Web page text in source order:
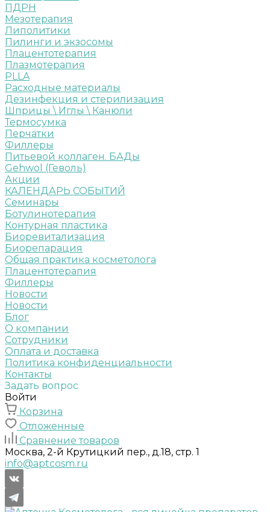
ПДРН
Мезотерапия
Липолитики
Пилинги и экзосомы
Плацентотерапия
Плазмотерапия
PLLA
Расходные материалы
Дезинфекция и стерилизация
Шприцы \ Иглы \ Канюли
Термосумка
Перчатки
Филлеры
Питьевой коллаген. БАДы
Gehwol (Геволь)
Акции
КАЛЕНДАРЬ СОБЫТИЙ
Семинары
Ботулинотерапия
Контурная пластика
Биоревитализация
Биорепарация
Общая практика косметолога
Плацентотерапия
Филлеры
Новости
Новости
Блог
О компании
Сотрудники
Оплата и доставка
Политика конфиденциальности
Контакты
Задать вопрос
Войти
Корзина
Отложенные
Сравнение товаров
Москва, 2-й Крутицкий пер., д.18, стр. 1
info@aptcosm.ru